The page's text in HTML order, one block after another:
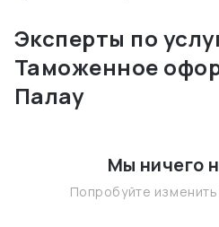
Эксперты по
Таможенное
Палау
Мы ничего
Попробуйте